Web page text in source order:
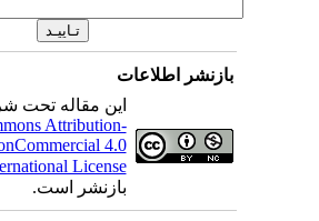
بازنشر اطلاعات
این مقاله تحت
Attribution-
4.0
License
بازنشر است.